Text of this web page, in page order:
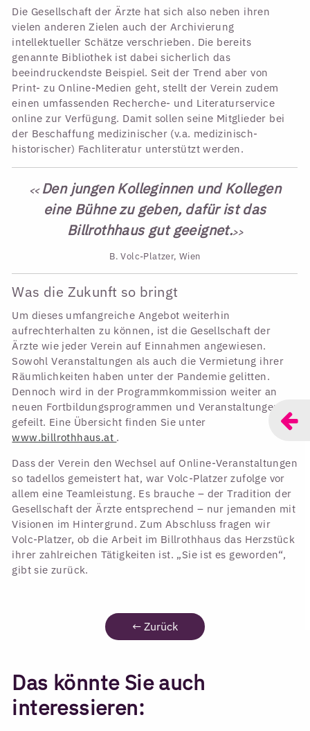
Die Gesellschaft der Ärzte hat sich also neben ihren
vielen anderen Zielen auch der Archivierung
intellektueller Schätze verschrieben. Die bereits
genannte Bibliothek ist dabei sicherlich das
beeindruckendste Beispiel. Seit der Trend aber von
Print- zu Online-Medien geht, stellt der Verein zudem
einen umfassenden Recherche- und Literaturservice
online zur Verfügung. Damit sollen seine Mitglieder bei
der Beschaffung medizinischer (v.a. medizinisch-
historischer) Fachliteratur unterstützt werden.
<< Den jungen Kolleginnen und Kollegen
eine Bühne zu geben, dafür ist das
Billrothhaus gut geeignet.>>
B. Volc-Platzer, Wien
Was die Zukunft so bringt
Um dieses umfangreiche Angebot weiterhin
aufrechterhalten zu können, ist die Gesellschaft der
Ärzte wie jeder Verein auf Einnahmen angewiesen.
Sowohl Veranstaltungen als auch die Vermietung ihrer
Räumlichkeiten haben unter der Pandemie gelitten.
Dennoch wird in der Programmkommission weiter an
neuen Fortbildungsprogrammen und Veranstaltungen
gefeilt. Eine Übersicht finden Sie unter
www.billrothhaus.at .
Dass der Verein den Wechsel auf Online-Veranstaltungen
so tadellos gemeistert hat, war Volc-Platzer zufolge vor
allem eine Teamleistung. Es brauche – der Tradition der
Gesellschaft der Ärzte entsprechend – nur jemanden mit
Visionen im Hintergrund. Zum Abschluss fragen wir
Volc-Platzer, ob die Arbeit im Billrothhaus das Herzstück
ihrer zahlreichen Tätigkeiten ist. „Sie ist es geworden“,
gibt sie zurück.
← Zurück
Das könnte Sie auch
interessieren: